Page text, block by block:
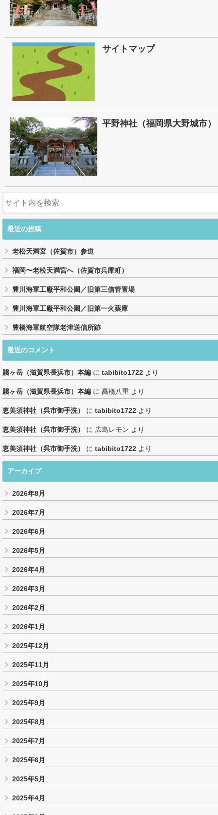
サイトマップ
平野神社（福岡県大野城市）
最近の投稿
老松天満宮（佐賀市）参道
福岡〜老松天満宮へ（佐賀市兵庫町）
豊川海軍工廠平和公園／旧第三信管置場
豊川海軍工廠平和公園／旧第一火薬庫
豊橋海軍航空隊老津送信所跡
最近のコメント
賤ヶ岳（滋賀県長浜市）本編 に tabibito1722 より
賤ヶ岳（滋賀県長浜市）本編 に 髙橋八重 より
恵美須神社（呉市御手洗） に tabibito1722 より
恵美須神社（呉市御手洗） に 広島レモン より
恵美須神社（呉市御手洗） に tabibito1722 より
アーカイブ
2026年8月
2026年7月
2026年6月
2026年5月
2026年4月
2026年3月
2026年2月
2026年1月
2025年12月
2025年11月
2025年10月
2025年9月
2025年8月
2025年7月
2025年6月
2025年5月
2025年4月